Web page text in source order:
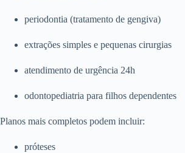
periodontia (tratamento de gengiva)
extrações simples e pequenas cirurgias
atendimento de urgência 24h
odontopediatria para filhos dependentes
Planos mais completos podem incluir:
próteses